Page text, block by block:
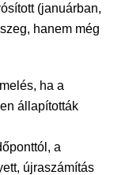
(januárban,
hanem még
ha a
állapították
a
újraszámítás